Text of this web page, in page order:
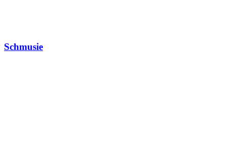
Schmusie